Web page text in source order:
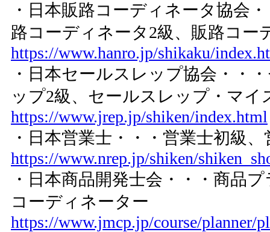
・日本販路コーディネータ協会
路コーディネータ2級、販路コー
https://www.hanro.jp/shikaku/
・日本セールスレップ協会・・
ップ2級、セールスレップ・マイ
https://www.jrep.jp/shiken/index.html
・日本営業士・・・営業士初級
https://www.nrep.jp/shiken/
・日本商品開発士会・・・商品
コーディネーター
https://www.jmcp.jp/course/planner/